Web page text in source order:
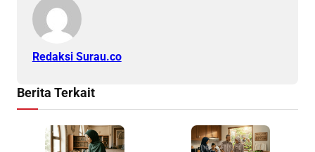
Redaksi Surau.co
Berita Terkait